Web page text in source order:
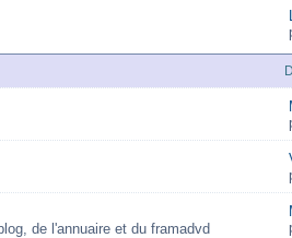
de l'annuaire et du framadvd